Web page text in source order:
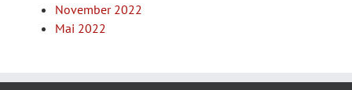
November 2022
Mai 2022